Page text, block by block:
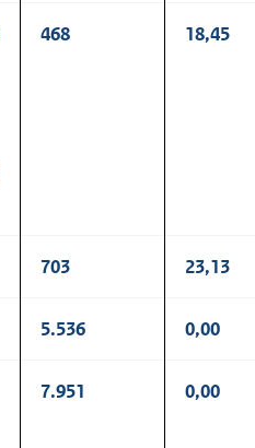
468 18,45
703 23,13
5.536 0,00
7.951 0,00